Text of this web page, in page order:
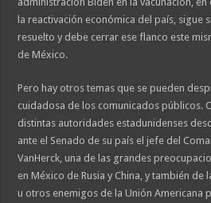
la reactivación económica del país, sigue
resuelto y debe cerrar ese flanco este
de México.
Pero hay otros temas que se pueden
cuidadosa de los comunicados públicos.
distintas autoridades estadunidenses
ante el Senado de su país el jefe del
VanHerck, una de las grandes
en México de Rusia y China, y también de
u otros enemigos de la Unión Americana